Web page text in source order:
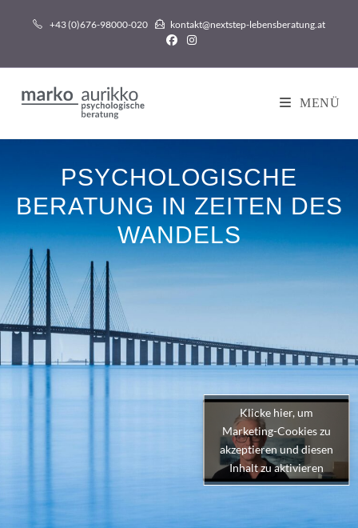
+43 (0)676-98000-020 kontakt@nextstep-lebensberatung.at
MENÜ
PSYCHOLOGISCHE
BERATUNG IN ZEITEN DES
WANDELS
Klicke hier, um
Marketing-Cookies zu
akzeptieren und diesen
Inhalt zu aktivieren